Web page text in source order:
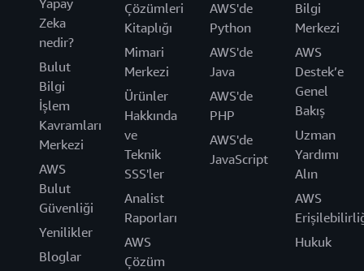
Yapay
Zeka
nedir?
Bulut
Bilgi
İşlem
Kavramları
Merkezi
AWS
Bulut
Güvenliği
Yenilikler
Bloglar
Çözümleri
Kitaplığı
Mimari
Merkezi
Ürünler
Hakkında
ve
Teknik
SSS'ler
Analist
Raporları
AWS
Çözüm
AWS'de
Python
AWS'de
Java
AWS'de
PHP
AWS'de
JavaScript
Bilgi
Merkezi
AWS
Destek’e
Genel
Bakış
Uzman
Yardımı
Alın
AWS
Hukuk